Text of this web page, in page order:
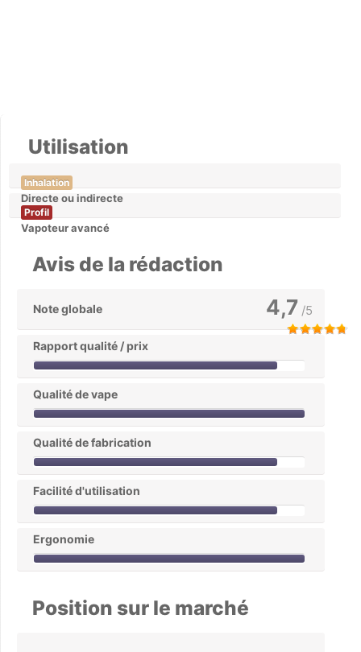
Utilisation
Inhalation
Directe ou indirecte
Profil
Vapoteur avancé
Avis de la rédaction
Note globale 4,7 /5
Rapport qualité / prix
Qualité de vape
Qualité de fabrication
Facilité d'utilisation
Ergonomie
Position sur le marché